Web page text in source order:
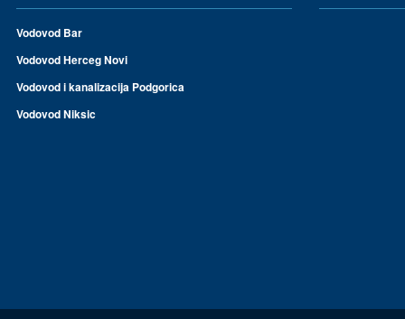
Vodovod Bar
Vodovod Herceg Novi
Vodovod i kanalizacija Podgorica
Vodovod Niksic